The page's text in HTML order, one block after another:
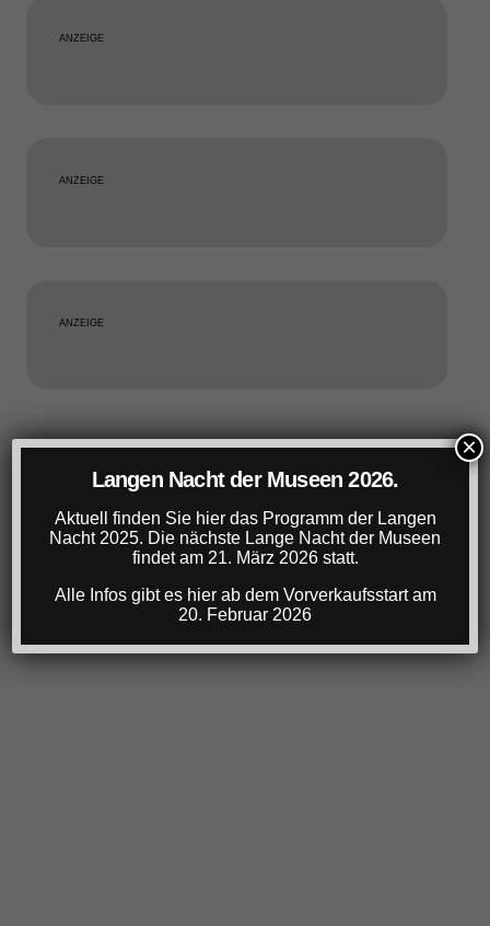
ANZEIGE
ANZEIGE
ANZEIGE
Langen Nacht der Museen 2026.
Aktuell finden Sie hier das Programm der Langen
Nacht 2025. Die nächste Lange Nacht der Museen
findet am 21. März 2026 statt.
Alle Infos gibt es hier ab dem Vorverkaufsstart am
20. Februar 2026
×